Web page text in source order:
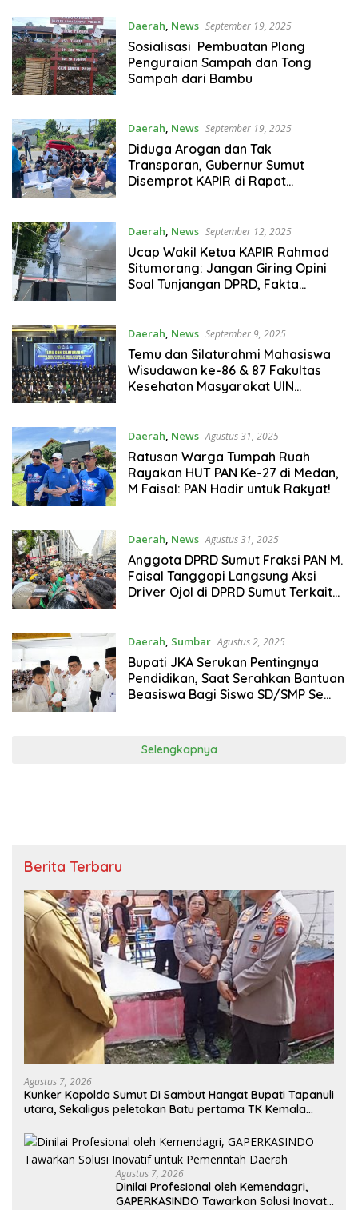
Daerah News September 19, 2025
Sosialisasi Pembuatan Plang
Penguraian Sampah dan Tong
Sampah dari Bambu
Daerah, News September 19, 2025
Diduga Arogan dan Tak
Transparan, Gubernur Sumut
Disemprot KAPIR di Rapat
Daerah News September 12, 2025
Ucap Wakil Ketua KAPIR Rahmad
Situmorang: Jangan Giring Opini
Soal Tunjangan DPRD, Fakta
Justru Menganga
Daerah, News September 9, 2025
Temu dan Silaturahmi Mahasiswa
Wisudawan ke-86 & 87 Fakultas
Kesehatan Masyarakat UIN
Daerah, News Agustus 31, 2025
Ratusan Warga Tumpah Ruah
Rayakan HUT PAN Ke-27 di Medan,
M Faisal: PAN Hadir untuk Rakyat!
Daerah, News Agustus 31, 2025
Anggota DPRD Sumut Fraksi PAN M.
Faisal Tanggapi Langsung Aksi
Driver Ojol di DPRD Sumut Terkait
Daerah, Sumbar Agustus 2, 2025
Bupati JKA Serukan Pentingnya
Pendidikan, Saat Serahkan Bantuan
Beasiswa Bagi Siswa SD/SMP Se
Selengkapnya
Berita Terbaru
Agustus 7, 2026
Kunker Kapolda Sumut Di Sambut Hangat Bupati Tapanuli
utara, Sekaligus peletakan Batu pertama TK Kemala
Agustus 7, 2026
Dinilai Profesional oleh Kemendagri,
GAPERKASINDO Tawarkan Solusi Inovatif